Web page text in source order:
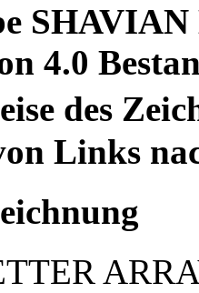
4.0
des
Links